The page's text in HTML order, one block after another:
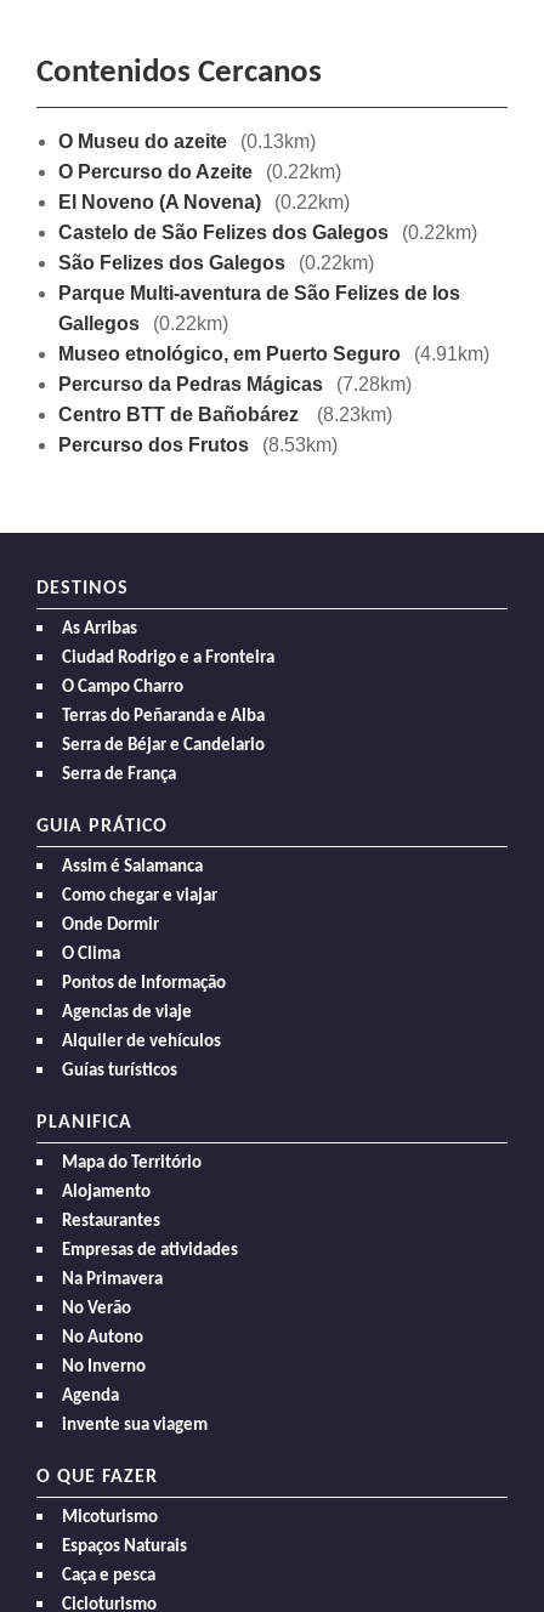
Contenidos Cercanos
O Museu do azeite
(0.13km)
O Percurso do Azeite
(0.22km)
El Noveno (A Novena)
(0.22km)
Castelo de São Felizes dos Galegos
(0.22km)
São Felizes dos Galegos
(0.22km)
Parque Multi-aventura de São Felizes de los
Gallegos
(0.22km)
Museo etnológico, em Puerto Seguro
(4.91km)
Percurso da Pedras Mágicas
(7.28km)
Centro BTT de Bañobárez
(8.23km)
Percurso dos Frutos
(8.53km)
DESTINOS
As Arribas
Ciudad Rodrigo e a Fronteira
O Campo Charro
Terras do Peñaranda e Alba
Serra de Béjar e Candelario
Serra de França
GUIA PRÁTICO
Assim é Salamanca
Como chegar e viajar
Onde Dormir
O Clima
Pontos de Informação
Agencias de viaje
Alquiler de vehículos
Guías turísticos
PLANIFICA
Mapa do Território
Alojamento
Restaurantes
Empresas de atividades
Na Primavera
No Verão
No Autono
No Inverno
Agenda
invente sua viagem
O QUE FAZER
Micoturismo
Espaços Naturais
Caça e pesca
Cicloturismo